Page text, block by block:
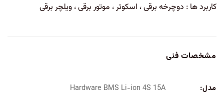
کاربرد ها : دوچرخه برقی ، اسکوتر ، موتور برقی ، ویلچر برقی
مشخصات فنی
مدل: Hardware BMS Li-ion 4S 15A